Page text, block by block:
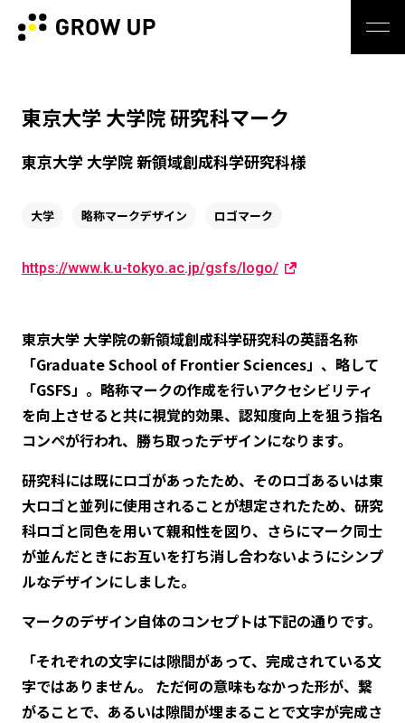
東京大学 大学院 研究科マーク
東京大学 大学院 新領域創成科学研究科様
大学 略称マークデザイン ロゴマーク
https://www.k.u-tokyo.ac.jp/gsfs/logo/
東京大学 大学院の新領域創成科学研究科の英語名称
「Graduate School of Frontier Sciences」、略して
「GSFS」。略称マークの作成を行いアクセシビリティ
を向上させると共に視覚的効果、認知度向上を狙う指名
コンペが行われ、勝ち取ったデザインになります。
研究科には既にロゴがあったため、そのロゴあるいは東
大ロゴと並列に使用されることが想定されたため、研究
科ロゴと同色を用いて親和性を図り、さらにマーク同士
が並んだときにお互いを打ち消し合わないようにシンプ
ルなデザインにしました。
マークのデザイン自体のコンセプトは下記の通りです。
「それぞれの文字には隙間があって、完成されている文
字ではありません。 ただ何の意味もなかった形が、繋
がることで、あるいは隙間が埋まることで文字が完成さ